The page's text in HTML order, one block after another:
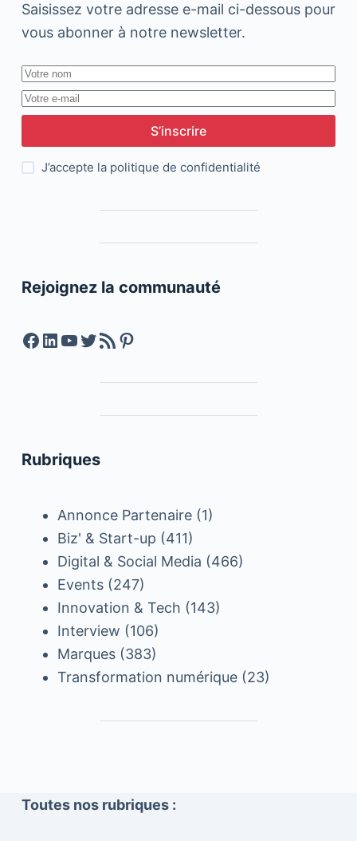
Saisissez votre adresse e-mail ci-dessous pour
vous abonner à notre newsletter.
S’inscrire
J’accepte la politique de confidentialité
Rejoignez la communauté
Facebook
LinkedIn
YouTube
Twitter
Feed RSSPinterest
Rubriques
Annonce Partenaire(1)
Biz' & Start-up (411)
Digital & Social Media (466)
Events(247)
Innovation & Tech (143)
Interview (106)
Marques(383)
Transformation numérique(23)
Toutes nos rubriques :